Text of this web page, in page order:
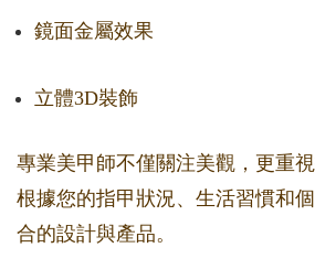
鏡面金屬效果
立體3D裝飾
專業美甲師不僅關注美觀，更重
根據您的指甲狀況、生活習慣和
合的設計與產品。